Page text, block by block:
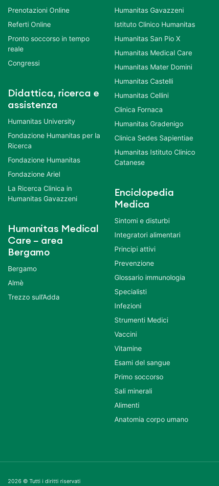
Prenotazioni Online
Referti Online
Pronto soccorso in tempo
reale
Congressi
Didattica, ricerca e
assistenza
Humanitas University
Fondazione Humanitas per la
Ricerca
Fondazione Humanitas
Fondazione Ariel
La Ricerca Clinica in
Humanitas Gavazzeni
Humanitas Medical
Care – area
Bergamo
Bergamo
Almè
Trezzo sull’Adda
Humanitas Gavazzeni
Istituto Clinico Humanitas
Humanitas San Pio X
Humanitas Medical Care
Humanitas Mater Domini
Humanitas Castelli
Humanitas Cellini
Clinica Fornaca
Humanitas Gradenigo
Clinica Sedes Sapientiae
Humanitas Istituto Clinico
Catanese
Enciclopedia
Medica
Sintomi e disturbi
Integratori alimentari
Principi attivi
Prevenzione
Glossario immunologia
Specialisti
Infezioni
Strumenti Medici
Vaccini
Vitamine
Esami del sangue
Primo soccorso
Sali minerali
Alimenti
Anatomia corpo umano
2026 © Tutti i diritti riservati